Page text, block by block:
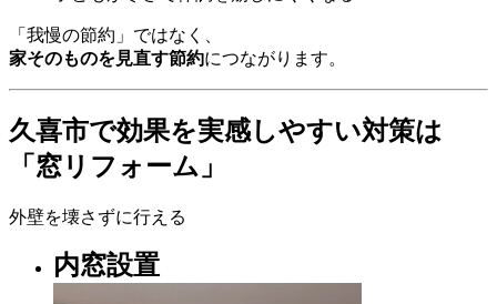
「我慢の節約」ではなく、
家そのものを見直す節約につながります。
久喜市で効果を実感しやすい対策は
「窓リフォーム」
外壁を壊さずに行える
内窓設置